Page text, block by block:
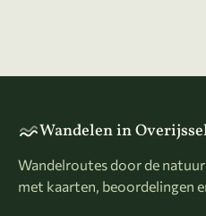
Wandelen in
Wandelroutes door de natuur
met kaarten, beoordelingen